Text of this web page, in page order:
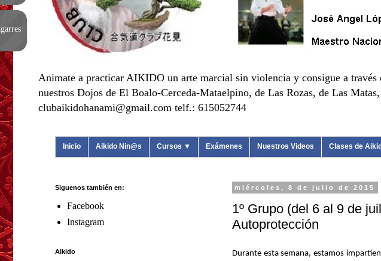
Animate a practicar AIKIDO un arte marcial sin violencia y consigue a
nuestros Dojos de El Boalo-Cerceda-Mataelpino, de Las Rozas, de Las
clubaikidohanami@gmail.com telf.: 615052744
Inicio Aikido Nin@s Cursos ▼ Exámenes Nuestros Videos Clases de
miércoles, 8 de julio de 2015
1º Grupo (del 6 al 9 de
Autoprotección
Durante esta semana, estamos
Siguenos también en:
Facebook
Instagram
Aikido